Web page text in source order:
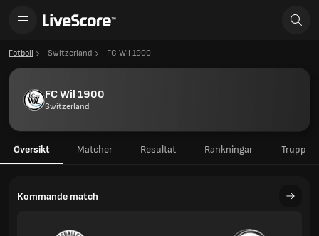
Fotboll Switzerland FC Wil 1900
FC Wil 1900
Switzerland
Översikt Matcher Resultat Rankningar Trupp
Kommande match